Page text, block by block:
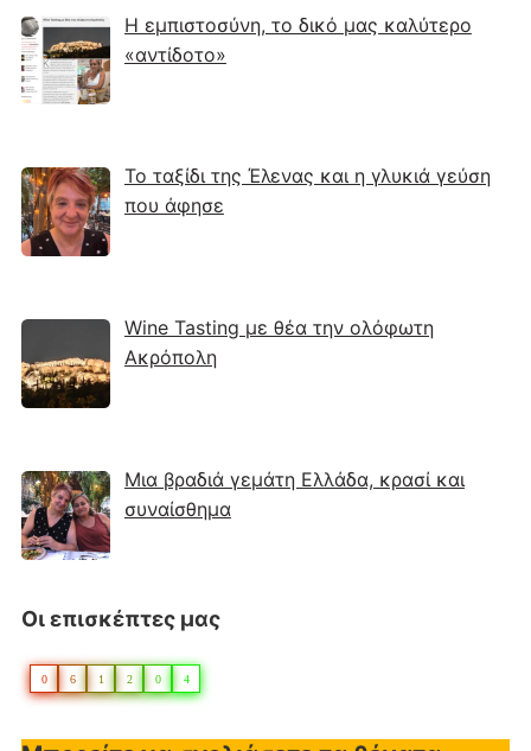
Η εμπιστοσύνη, το δικό μας καλύτερο
«αντίδοτο»
Το ταξίδι της Έλενας και η γλυκιά γεύση
που άφησε
Wine Tasting με θέα την ολόφωτη
Ακρόπολη
Μια βραδιά γεμάτη Ελλάδα, κρασί και
συναίσθημα
Οι επισκέπτες μας
0 6 1 2 0 4